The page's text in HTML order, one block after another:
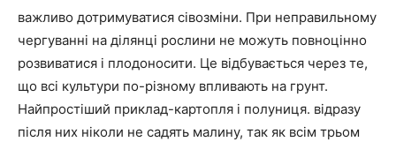
важливо дотримуватися сівозміни. При неправильному
чергуванні на ділянці рослини не можуть повноцінно
розвиватися і плодоносити. Це відбувається через те,
що всі культури по-різному впливають на грунт.
Найпростіший приклад-картопля і полуниця. відразу
після них ніколи не садять малину, так як всім трьом